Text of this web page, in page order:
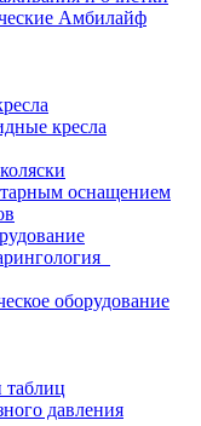
Амбилайф
кресла
оснащением
оборудование
таблиц
давления